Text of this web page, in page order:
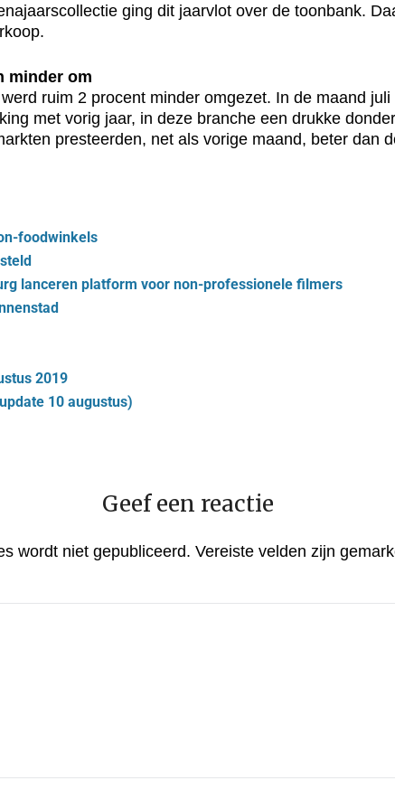
ging dit jaarvlot over de toonbank.
minder om
ruim 2 procent minder omgezet. In de maand
met vorig jaar, in deze branche een drukke
presteerden, net als vorige maand, beter dan
foodwinkels
lanceren platform voor non-professionele filmers
2019
10 augustus)
Geef een reactie
wordt niet gepubliceerd. Vereiste velden zijn